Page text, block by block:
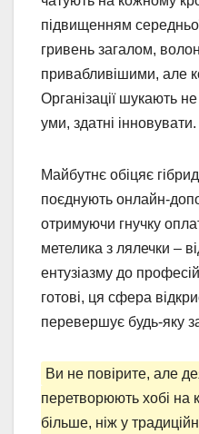
підвищенням
гривень загалом,
привабливішими, але
Організації шукають
уми, здатні інновувати.
Майбутнє обіцяє
поєднують онлайн-
отримуючи гнучку
метелика з лялечки –
ентузіазму до
готові, ця сфера
перевершує будь-яку
Ви не повірите, але
перетворюють хобі на
більше, ніж у